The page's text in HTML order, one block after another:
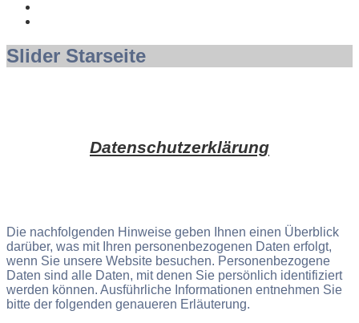
Slider Starseite
Datenschutzerklärung
Die nachfolgenden Hinweise geben Ihnen einen Überblick
darüber, was mit Ihren personenbezogenen Daten erfolgt,
wenn Sie unsere Website besuchen. Personenbezogene
Daten sind alle Daten, mit denen Sie persönlich identifiziert
werden können. Ausführliche Informationen entnehmen Sie
bitte der folgenden genaueren Erläuterung.